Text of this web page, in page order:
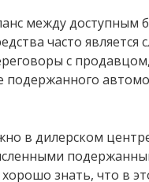
между доступным
часто является
с
подержанного
в дилерском
знать, что в